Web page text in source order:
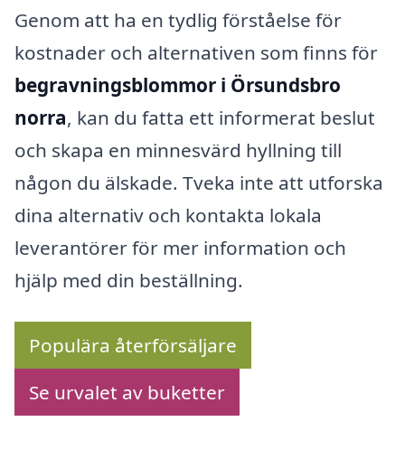
Genom att ha en tydlig förståelse för
kostnader och alternativen som finns för
begravningsblommor i Örsundsbro
norra, kan du fatta ett informerat beslut
och skapa en minnesvärd hyllning till
någon du älskade. Tveka inte att utforska
dina alternativ och kontakta lokala
leverantörer för mer information och
hjälp med din beställning.
Populära återförsäljare
Se urvalet av buketter